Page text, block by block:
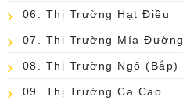
06. Thị Trường Hạt Điều
07. Thị Trường Mía Đường
08. Thị Trường Ngô (bắp)
09. Thị Trường Ca Cao